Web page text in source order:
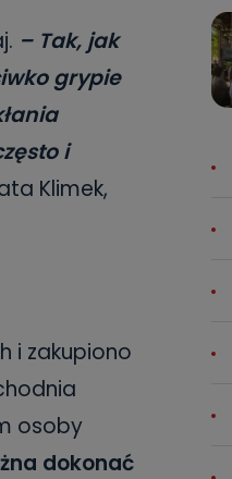
– Tak, jak
grypie
i
Klimek,
i zakupiono
osoby
dokonać